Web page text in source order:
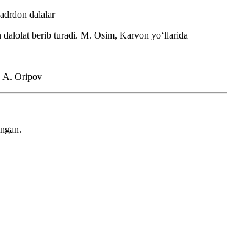
dalalar
berib turadi. M. Osim, Karvon yoʻllarida
A. Oripov